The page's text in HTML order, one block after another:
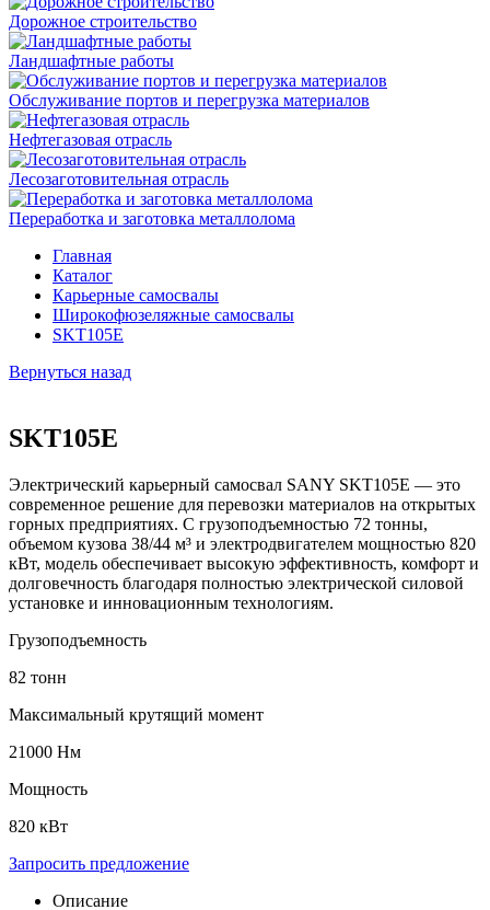
Дорожное строительство
Ландшафтные работы
Обслуживание портов и перегрузка материалов
Нефтегазовая отрасль
Лесозаготовительная отрасль
Переработка и заготовка металлолома
Главная
Каталог
Карьерные самосвалы
Широкофюзеляжные самосвалы
SKT105E
Вернуться назад
SKT105E
Электрический карьерный самосвал SANY SKT105E — это
современное решение для перевозки материалов на открытых
горных предприятиях. С грузоподъемностью 72 тонны,
объемом кузова 38/44 м³ и электродвигателем мощностью 820
кВт, модель обеспечивает высокую эффективность, комфорт и
долговечность благодаря полностью электрической силовой
установке и инновационным технологиям.
Грузоподъемность
82 тонн
Максимальный крутящий момент
21000 Нм
Мощность
820 кВт
Запросить предложение
Описание